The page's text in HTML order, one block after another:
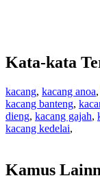
Kata-kata
kacang, kacang anoa,
kacang banteng,
dieng, kacang gajah,
kacang kedelai,
Kamus